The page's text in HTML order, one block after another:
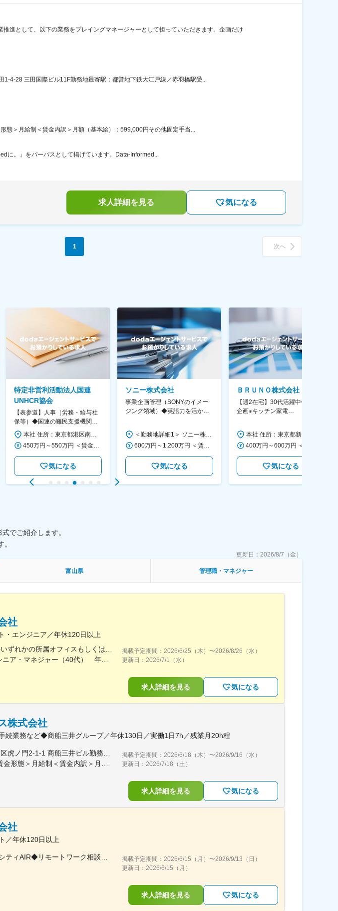
進として、以下の業務をプレイングマネージャーとして担っていただきます。企画だけ
1-4-28 三田国際ビル11F勤務地最寄駅：都営地下鉄大江戸線／赤羽橋駅受...
態＞月給制＜賃金内訳＞月額（基本給）：599,000円その他固定手当...
に。」をパーパスとして掲げています。Data-Informed...
求人詳細を見る 気になる
1 次へ
特定非営利活動法人国連
UNHCR協会
【表参道】人事（労務・給与社
保等）◆国連の難民支援機関の
活動を支える日本公式支援窓口
◆正職員登用前提
本社 住所：東京都港区南青山6-10-11 ウェスレーセンター3F 勤務地最寄駅：地下鉄各線／表参道駅 受動喫煙対策：屋内全面禁煙 変更の範囲：会社の定める事業所（リモートワーク含む）
450万円～550万円 ＜賃金形態＞ 月給制 ＜賃金内訳＞ 月額（基本給）：340,000円～420,000円 ＜月給＞ 340,000円～420,000円 ＜昇給有無＞ 有 ＜残業手当＞ 有 ＜給与補足＞ ※能力・経験によって決定します。 ■賞与あり（業績評価に応じて支給） 賃金はあくまでも目安の金額であり、選考を通じて上下する可能性があります。 月給(月額)は固定手当を含めた表記です。
気になる
ソニー株式会社
事業企画管理（SONYのイメー
ジング領域）◆英語力を活か
＜勤務地詳細1＞ ソニー株式会社 住所：神奈川県横浜市西区みなとみらい5-1-1 受動喫煙対策：屋内全面禁煙 ＜勤務地詳細2＞ ソニーシティ大崎 住所：東京都品川区大崎2-10-1 勤務地最寄駅：JR線／大崎駅 受動喫煙対策：屋内全面禁煙 変更の範囲：会社の定める事業所（リモートワーク含む）
600万円～1,200万円 ＜賃金形態＞ 月給制 ＜賃金内訳＞ 月額（基本給）：350,000円～500,000円 ＜月給＞ 350,000円～500,000円 ＜昇給有無＞ 有 ＜残業手当＞ 有 ＜給与補足＞ ※年収は経験や能力を考慮の上、当社規定により決定します。 賃金はあくまでも目安の金額であり、選考を通じて上下する可能性があります。 月給(月額)は固定手当を含めた表記です。
気になる
ＢＲＵＮＯ株式会社
【週2在宅】30代活躍中◆商品
企画※キッチン家電
画～調達／働き方◎
気になる
でご紹介します。
更新日： 2026/8/7（金）
富山県 管理職・マネジャー
社
・エンジニア／年休120日以上
【東京・大阪・愛知・福岡】以下のいずれかの所属オフィスもしくは各エリアのプロジェクト先 所属オフィス：■赤坂インターシティ■関西オフィス■アクセンチュア・アドバンスト・テクノロジーセンター名古屋■福岡オフィス※詳細は勤務地一覧よりご覧いただけます。※所属オフィスを問わずプロジェクトにより、国内出張、海外出張の可能性があります【魅力ポイント│世界の知恵を活用】世界中のベストプラクティスがデータベースに集約されており、数多くの事例や社員の知恵を活用できます。日本では前例のない案件でも、世界各国の社員からオンライン・オフライン（海外出張）問わず、気軽にアドバイスを受けることができます。★ この求人のPOINT ★￣￣V￣￣￣￣￣￣￣￣￣＃世界約78万人規模の大手基盤で安定性◎若手から裁量大きく挑戦・成長できる環境＃土日祝休／連続5日以上の休暇取得も可能！／フルフレックス（コアタイムなし）＃コンサル・IT未経験者向けの手厚い研修◎／メンター制度もあるため安心してチャレンジOK！
年収1200万円／コンサルタント／シニア・マネジャー（40代） 年収1000万円／テクノロジーアーキテクト（30代）
掲載予定期間： 2026/6/25（木） 〜2026/8/26（水）
更新日： 2026/7/1（水）
求人詳細を見る 気になる
株式会社
続業務など◆商船三井グループ／年休130日／実働1日7h／残業月20h程
＜勤務地詳細＞本社住所：東京都港区虎ノ門2-1-1 商船三井ビル勤務地最寄駅：東京メトロ銀座線／虎ノ門駅受動喫煙対策：屋内全面禁煙変更の範囲：会社の定める事業所
＜予定年収＞440万円～730万円＜賃金形態＞月給制＜賃金内訳＞月額（基本給）：291,800円～487,000円＜月給＞291,800円～487,000円＜昇給有無＞有＜残業手当＞有＜給与補足＞※上記想定年収には賞与3ヶ月分を含みます。金額は目安の金額であり、これまでのご経験・スキル・現年収等を総合的に考慮し決定いたします。■昇給：年1回■賞与：3ヶ月分（前年度実績）賃金はあくまでも目安の金額であり、選考を通じて上下する可能性があります。月給(月額)は固定手当を含めた表記です。
掲載予定期間： 2026/6/18（木） 〜2026/9/16（水）
更新日： 2026/7/18（土）
求人詳細を見る 気になる
社
／年休120日以上
東京都港区赤坂1-8-1 赤坂インターシティAIR◆リモートワーク相談可◆当面転勤なし＜アクセス＞東京メトロ銀座線、南北線「溜池山王駅」直結東京メトロ千代田線、丸ノ内線「国会議事堂前駅」直結※変更の範囲：会社の定める事業所※受動喫煙対策：屋内全面禁煙◆ この求人のPOINT ◆￣￣V￣￣￣￣￣￣￣￣￣＃世界約78万人規模の大手基盤で安定性◎裁量大きく挑戦・成長できる環境＃土日祝休／連続5日以上の休暇取得も可能！／フルフレックス（コアタイムなし）＃各国から集結したノウハウを活用して、国内の先駆けとなる提案もできる
掲載予定期間： 2026/6/15（月） 〜2026/9/13（日）
更新日： 2026/6/15（月）
求人詳細を見る 気になる